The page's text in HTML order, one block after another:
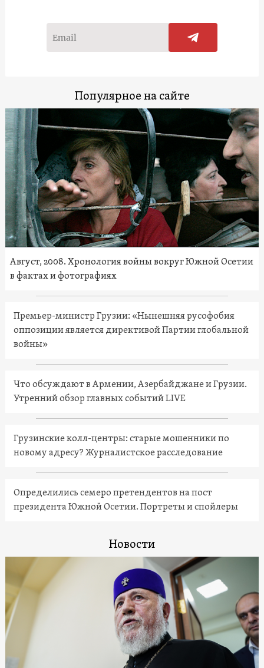
Популярное на сайте
Август, 2008. Хронология войны вокруг Южной Осетии
в фактах и фотографиях
Премьер-министр Грузии: «Нынешняя русофобия
оппозиции является директивой Партии глобальной
войны»
Что обсуждают в Армении, Азербайджане и Грузии.
Утренний обзор главных событий LIVE
Грузинские колл-центры: старые мошенники по
новому адресу? Журналистское расследование
Определились семеро претендентов на пост
президента Южной Осетии. Портреты и спойлеры
Новости